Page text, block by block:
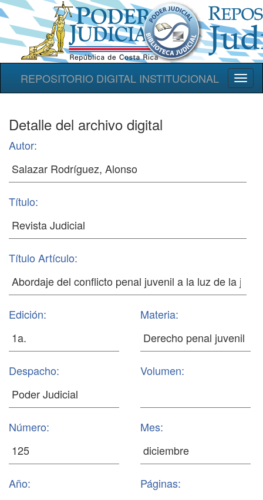
REPOSITORIO DIGITAL INSTITUCIONAL
Detalle del archivo digital
Autor:
Título:
Título Artículo:
Edición: Materia:
Despacho: Volumen:
Número: Mes:
Año: Páginas: